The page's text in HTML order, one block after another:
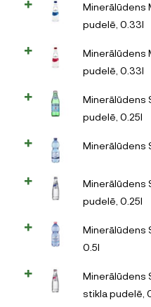
Minerālūdens
pudelē, 0.33l
Minerālūdens
pudelē, 0.33l
Minerālūdens
pudelē, 0.25l
Minerālūdens
Minerālūdens
pudelē, 0.25l
Minerālūdens
0.5l
Minerālūdens
stikla pudelē,